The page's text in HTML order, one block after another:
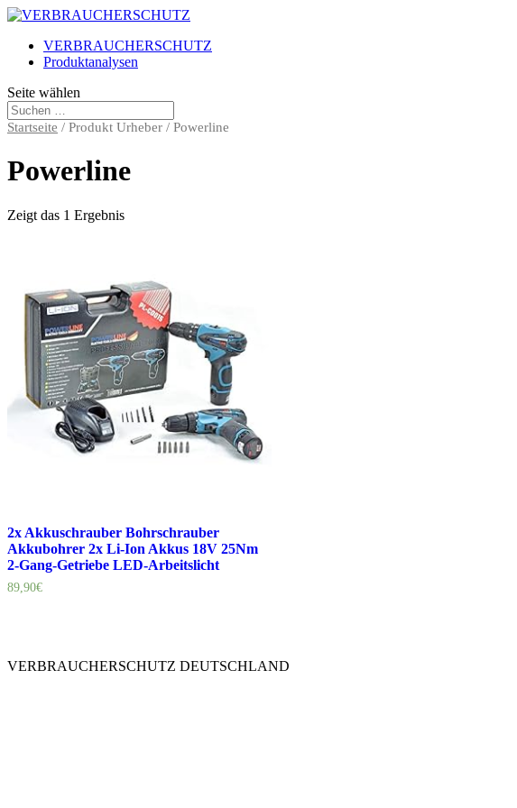
VERBRAUCHERSCHUTZ
Produktanalysen
Seite wählen
Startseite / Produkt Urheber / Powerline
Powerline
Zeigt das 1 Ergebnis
2x Akkuschrauber Bohrschrauber
Akkubohrer 2x Li-Ion Akkus 18V 25Nm
2-Gang-Getriebe LED-Arbeitslicht
89,90€
VERBRAUCHERSCHUTZ DEUTSCHLAND